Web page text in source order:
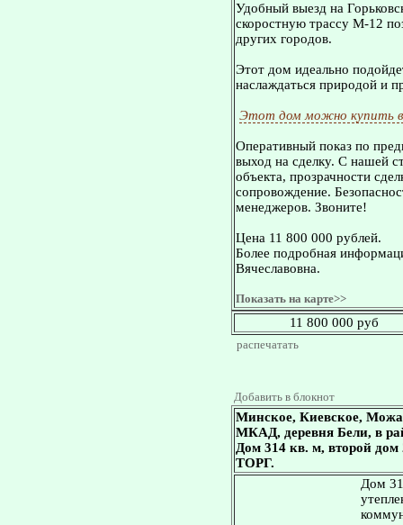
Удобный выезд на
скоростную трассу М-12
других городов.
Этот дом идеально
наслаждаться природой и
Этот дом можно купить
Оперативный показ по
выход на сделку. С нашей
объекта, прозрачности
сопровождение.
менеджеров. Звоните!
Цена 11 800 000 рублей.
Более подробная
Вячеславовна.
Показать на карте>>
11 800 000 руб
распечатать
Добавить в блокнот
Минское, Киевское,
МКАД, деревня Бели, в
Дом 314 кв. м, второй
ТОРГ.
Дом